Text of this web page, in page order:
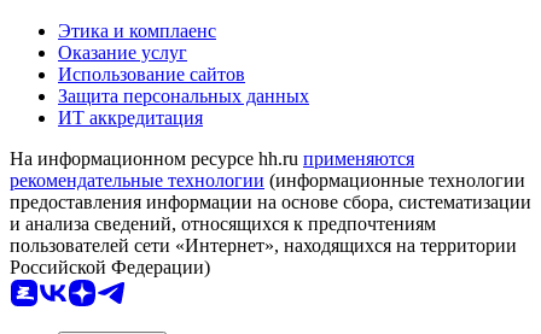
Этика и комплаенс
Оказание услуг
Использование сайтов
Защита персональных данных
ИТ аккредитация
На информационном ресурсе hh.ru применяются
рекомендательные технологии (информационные технологии
предоставления информации на основе сбора, систематизации
и анализа сведений, относящихся к предпочтениям
пользователей сети «Интернет», находящихся на территории
Российской Федерации)